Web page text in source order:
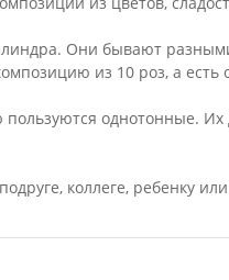
Они бывают
из 10 роз, а
однотонные.
коллеге, ребенку